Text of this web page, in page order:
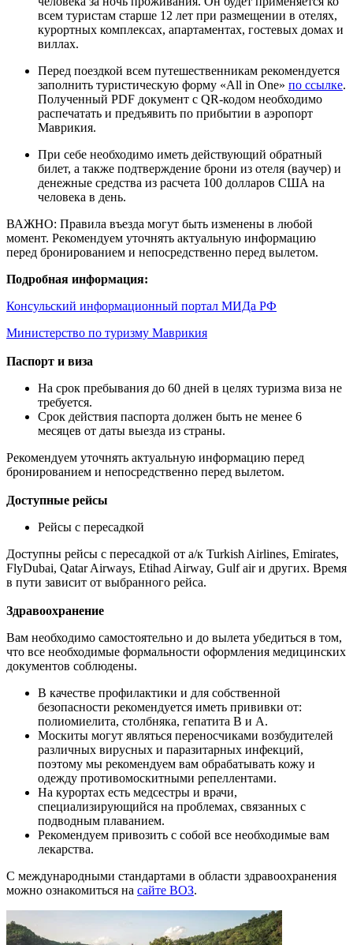
всем туристам старше 12 лет при размещении в отелях,
курортных комплексах, апартаментах, гостевых домах и
виллах.
Перед поездкой всем путешественникам рекомендуется
заполнить туристическую форму «All in One» по ссылке.
Полученный PDF документ с QR-кодом необходимо
распечатать и предъявить по прибытии в аэропорт
Маврикия.
При себе необходимо иметь действующий обратный
билет, а также подтверждение брони из отеля (ваучер) и
денежные средства из расчета 100 долларов США на
человека в день.
ВАЖНО: Правила въезда могут быть изменены в любой
момент. Рекомендуем уточнять актуальную информацию
перед бронированием и непосредственно перед вылетом.
Подробная информация:
Консульский информационный портал МИДа РФ
Министерство по туризму Маврикия
Паспорт и виза
На срок пребывания до 60 дней в целях туризма виза не
требуется.
Срок действия паспорта должен быть не менее 6
месяцев от даты выезда из страны.
Рекомендуем уточнять актуальную информацию перед
бронированием и непосредственно перед вылетом.
Доступные рейсы
Рейсы с пересадкой
Доступны рейсы с пересадкой от а/к Turkish Airlines, Emirates,
FlyDubai, Qatar Airways, Etihad Airway, Gulf air и других. Время
в пути зависит от выбранного рейса.
Здравоохранение
Вам необходимо самостоятельно и до вылета убедиться в том,
что все необходимые формальности оформления медицинских
документов соблюдены.
В качестве профилактики и для собственной
безопасности рекомендуется иметь прививки от:
полиомиелита, столбняка, гепатита В и А.
Москиты могут являться переносчиками возбудителей
различных вирусных и паразитарных инфекций,
поэтому мы рекомендуем вам обрабатывать кожу и
одежду противомоскитными репеллентами.
На курортах есть медсестры и врачи,
специализирующийся на проблемах, связанных с
подводным плаванием.
Рекомендуем привозить с собой все необходимые вам
лекарства.
С международными стандартами в области здравоохранения
можно ознакомиться на сайте ВОЗ.